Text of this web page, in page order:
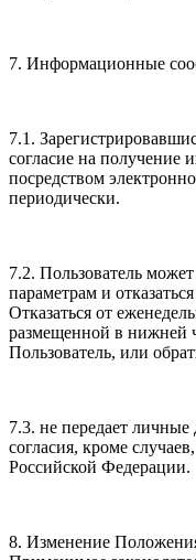
7. Информационные
7.1.
согласие на
посредством
периодически.
7.2. Пользователь
параметрам и
Отказаться от
размещенной в нижней
Пользователь, или
7.3. не передает личные
согласия, кроме
Российской Федерации.
8. Изменение